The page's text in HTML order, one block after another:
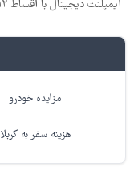
ایمپلنت دیجیتال با اقساط ۱۲ ماهه
مزایده خودرو
هزینه سفر به کربلا